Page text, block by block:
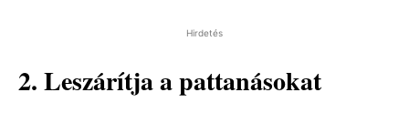
Hirdetés
2. Leszárítja a pattanásokat